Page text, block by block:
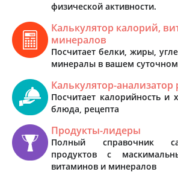
физической активности.
Калькулятор калорий,
минералов
Посчитает белки, жиры,
минералы в вашем
Калькулятор-анализатор
Посчитает калорийность и
блюда, рецепта
Продукты-лидеры
Полный справочник
продуктов с
витаминов и минералов